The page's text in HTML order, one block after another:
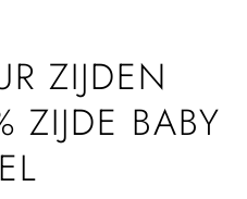
ZIJDEN
ZIJDE BABY